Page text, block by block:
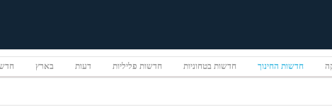
חדשות החינוך חדשות בטחוניות חדשות פליליות דעות בארץ